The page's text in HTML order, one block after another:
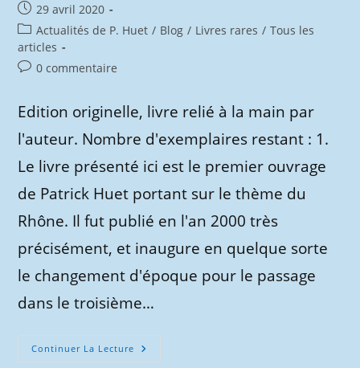
Publication
publiée :
29 avril 2020
Post
category:
Actualités de P. Huet / Blog / Livres rares / Tous les
articles
Commentaires
publication :
0 commentaire
Edition originelle, livre relié à la main par
l'auteur. Nombre d'exemplaires restant : 1.
Le livre présenté ici est le premier ouvrage
de Patrick Huet portant sur le thème du
Rhône. Il fut publié en l'an 2000 très
précisément, et inaugure en quelque sorte
le changement d'époque pour le passage
dans le troisième…
Continuer La Lecture Le
Rhône